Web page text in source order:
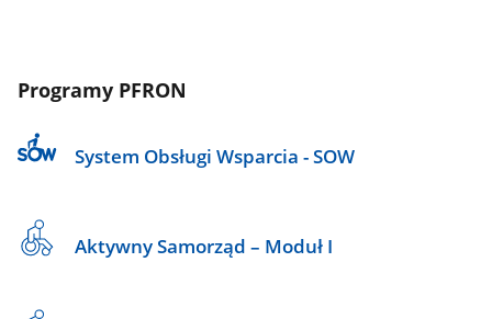
Programy PFRON
System Obsługi Wsparcia - SOW
Aktywny Samorząd – Moduł I